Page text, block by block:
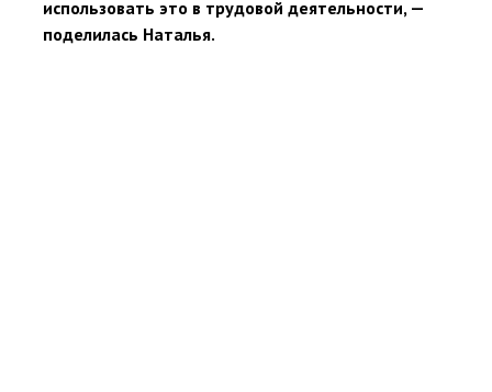
использовать это в трудовой деятельности, —
поделилась Наталья.